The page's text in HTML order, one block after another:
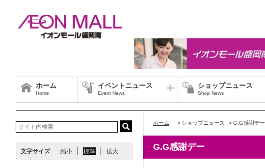
ホーム
Home
イベントニュース
Event News
ショップニュース
Shop News
ホーム > ショップニュース > G.G感謝デー
G.G感謝デー
文字サイズ 縮小 標準 拡大